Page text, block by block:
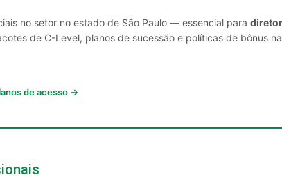
no setor no estado de São Paulo — essencial para
de C-Level, planos de sucessão e políticas de bônus
de acesso →